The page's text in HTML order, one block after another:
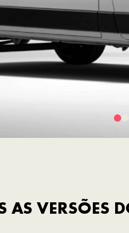
AS VERSÕES